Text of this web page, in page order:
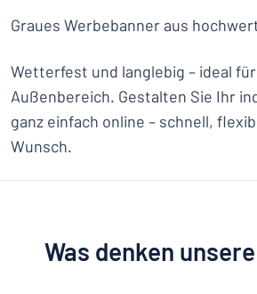
Graues Werbebanner aus
Wetterfest und langlebig – ideal
Außenbereich. Gestalten Sie Ihr
ganz einfach online – schnell,
Wunsch.
Was denken